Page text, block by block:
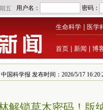
生命科学 医学
首页 新闻 博
国科学报 发布时间：2026/5/17
解锁草木密码！版